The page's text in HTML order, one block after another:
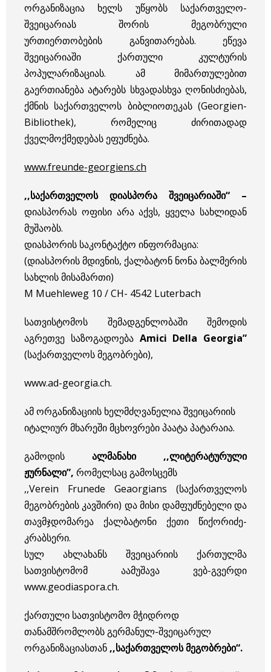
ორგანიზაცია ხელს უწყობს საქართველო-
შვეიცარიას შორის მეგობრული
ურთიერთობების განვითარებას. ეწევა
შვეიცარიაში ქართული კულტურის
პოპულარიზაციას. ამ მიმართულებით
გაერთიანება ატარებს სხვადასხვა ღონისძიებას,
ქმნის საქართველოს ბიბლიოთეკას (Georgien-
Bibliothek), რომელიც ძირითადად
ქველმოქმედებას ეფუძნება.
www.freunde-georgiens.ch
,,საქართველოს დიასპორა შვეიცარიაში“ –
დიასპორას ოფისი არა აქვს, ყველა სახლიდან
მუშაობს.
დიასპორის საკონტაქტო ინფორმაცია:
(დიასპორის მდივნის, ქალბატონ ნონა ბალმერის
სახლის მისამართი)
M Muehleweg 10 / CH- 4542 Luterbach
სათვისტომოს შემადგენლობაში შემოდის
აგრეთვე საზოგადოება Amici Della Georgia”
(საქართველოს მეგობრები),
www.ad-georgia.ch.
ამ ორგანიზაციის ხელმძღვანელია შვეიცარიის
იტალიურ მხარეში მცხოვრები პაატა პატარაია.
გამოდის ალმანახი ,,ლიტერატურული
ჟურნალი”, რომელსაც გამოსცემს
,,Verein Frunede Geaorgians (საქართველოს
მეგობრების კავშირი) და მისი დამფუძნებელი და
თავმჯდომარეა ქალბატონი ქეთი წიქორიძე-
კრაბსერი.
სულ ახლახანს შვეიცარიის ქართულმა
სათვისტომომ აამუშავა ვებ-გვერდი
www.geodiaspora.ch.
ქართული სათვისტომო მჭიდროდ
თანამშრომლობს გერმანულ-შვეიცარულ
ორგანიზაციასთან ,,საქართველოსმეგობრები“.